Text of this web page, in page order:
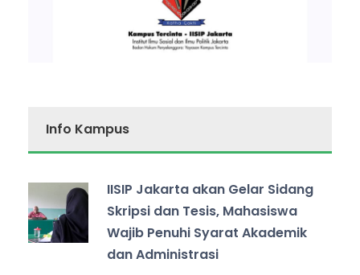
Info Kampus
IISIP Jakarta akan Gelar Sidang
Skripsi dan Tesis, Mahasiswa
Wajib Penuhi Syarat Akademik
dan Administrasi